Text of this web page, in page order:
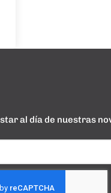
al día de nuestras